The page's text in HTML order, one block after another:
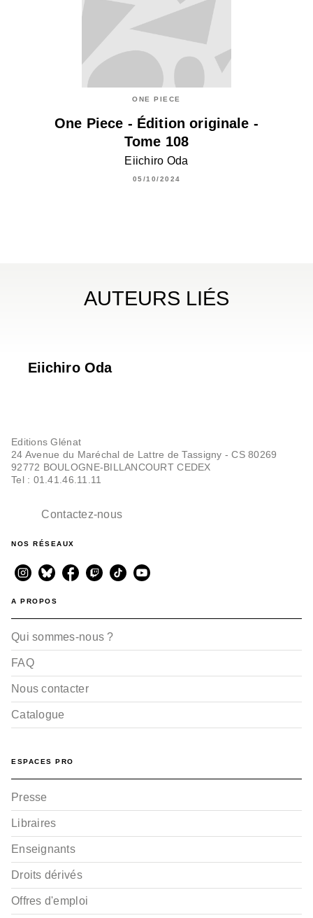
ONE PIECE
One Piece - Édition originale -
Tome 108
Eiichiro Oda
05/10/2024
AUTEURS LIÉS
Eiichiro Oda
Editions Glénat
24 Avenue du Maréchal de Lattre de Tassigny - CS 80269
92772 BOULOGNE-BILLANCOURT CEDEX
Tel : 01.41.46.11.11
Contactez-nous
NOS RÉSEAUX
A PROPOS
Qui sommes-nous ?
FAQ
Nous contacter
Catalogue
ESPACES PRO
Presse
Libraires
Enseignants
Droits dérivés
Offres d'emploi